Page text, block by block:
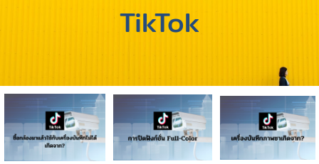
TikTok